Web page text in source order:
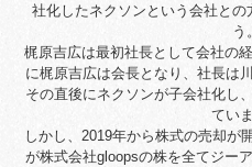
社化したネクソンという会社と
う。
梶原吉広は最初社長として会社の
に梶原吉広は会長となり、社長は
その直後にネクソンが子会社化し
ていま
しかし、2019年から株式の売却が
が株式会社gloopsの株を全てジー